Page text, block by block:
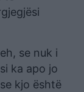
se nuk i
ka apo jo
kjo është